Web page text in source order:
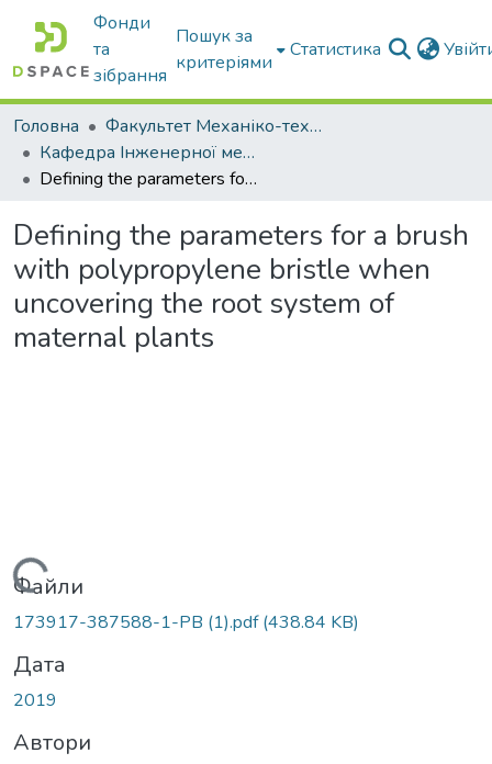
Фонди
та
зібрання
Пошук за
критеріями
Статистика
Головна
Факультет Механіко-технологічний
Кафедра Інженерної механіки та комп'ютерного проектування
Defining the parameters for a brush with polypropylene bristle when uncovering the root system of maternal plants
Defining the parameters for a brush
with polypropylene bristle when
uncovering the root system of
maternal plants
Файли
173917-387588-1-PB (1).pdf(438.84 KB)
Дата
2019
Автори